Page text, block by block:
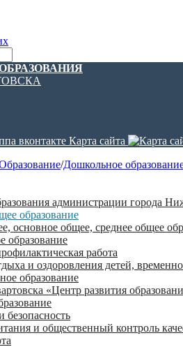
Карта сайта
/Дошкольное
администрации города
образование
основное общее, среднее общее
образование
работа
и оздоровления детей,
образование
«Центр развития
безопасность
и общественный контроль